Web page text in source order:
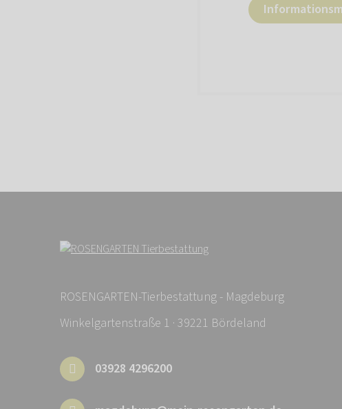
ROSENGARTEN-Tierbestattung - Magdeburg
Winkelgartenstraße 1 · 39221 Bördeland
03928 4296200